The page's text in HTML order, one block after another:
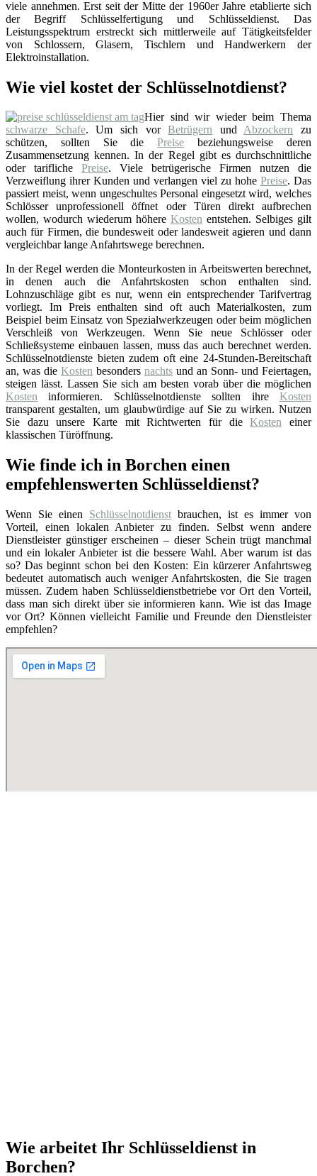
viele annehmen. Erst seit der Mitte der 1960er Jahre etablierte sich
der Begriff Schlüsselfertigung und Schlüsseldienst. Das
Leistungsspektrum erstreckt sich mittlerweile auf Tätigkeitsfelder
von Schlossern, Glasern, Tischlern und Handwerkern der
Elektroinstallation.
Wie viel kostet der Schlüsselnotdienst?
Hier sind wir wieder beim Thema
schwarze Schafe. Um sich vorBetrügern undAbzockern zu
schützen, sollten Sie diePreise beziehungsweise deren
Zusammensetzung kennen. In der Regel gibt es durchschnittliche
oder tarifliche Preise. Viele betrügerische Firmen nutzen die
Verzweiflung ihrer Kunden und verlangen viel zu hohe Preise. Das
passiert meist, wenn ungeschultes Personal eingesetzt wird, welches
Schlösser unprofessionell öffnet oder Türen direkt aufbrechen
wollen, wodurch wiederum höhere Kosten entstehen. Selbiges gilt
auch für Firmen, die bundesweit oder landesweit agieren und dann
vergleichbar lange Anfahrtswege berechnen.
In der Regel werden die Monteurkosten in Arbeitswerten berechnet,
in denen auch die Anfahrtskosten schon enthalten sind.
Lohnzuschläge gibt es nur, wenn ein entsprechender Tarifvertrag
vorliegt. Im Preis enthalten sind oft auch Materialkosten, zum
Beispiel beim Einsatz von Spezialwerkzeugen oder beim möglichen
Verschleiß von Werkzeugen. Wenn Sie neue Schlösser oder
Schließsysteme einbauen lassen, muss das auch berechnet werden.
Schlüsselnotdienste bieten zudem oft eine 24-Stunden-Bereitschaft
an, was die Kosten besonders nachts und an Sonn- und Feiertagen,
steigen lässt. Lassen Sie sich am besten vorab über die möglichen
Kosten informieren. Schlüsselnotdienste sollten ihre Kosten
transparent gestalten, um glaubwürdige auf Sie zu wirken. Nutzen
Sie dazu unsere Karte mit Richtwerten für dieKosten einer
klassischen Türöffnung.
Wie finde ich in Borchen einen
empfehlenswerten Schlüsseldienst?
Wenn Sie einen Schlüsselnotdienst brauchen, ist es immer von
Vorteil, einen lokalen Anbieter zu finden. Selbst wenn andere
Dienstleister günstiger erscheinen – dieser Schein trügt manchmal
und ein lokaler Anbieter ist die bessere Wahl. Aber warum ist das
so? Das beginnt schon bei den Kosten: Ein kürzerer Anfahrtsweg
bedeutet automatisch auch weniger Anfahrtskosten, die Sie tragen
müssen. Zudem haben Schlüsseldienstbetriebe vor Ort den Vorteil,
dass man sich direkt über sie informieren kann. Wie ist das Image
vor Ort? Können vielleicht Familie und Freunde den Dienstleister
empfehlen?
Wie arbeitet Ihr Schlüsseldienst in
Borchen?